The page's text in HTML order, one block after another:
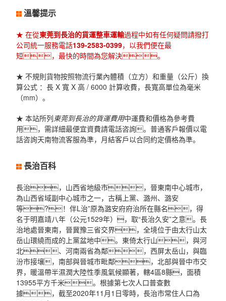
溫馨提示
★ 在從東莞到長治的貨運整車運輸過程中如有任何疑問請撥打
公司統一服務電話139-2583-0399，以我們便在最
短，最快的時間為您解決。
★ 不規則貨物按照物流行業內體積（立方）和重量（公斤）換
算公式 ：長 X 寬 X 高 / 6000 計算收費，長寬高單位為毫米
（mm）。
★ 本站所列東莞到長治的貨運費用中運費和價格為參考費
用，需詳細最便宜資費請電話咨詢。普通客戶報價以電
話咨詢天南物流客服為準，月結客戶以合同約定價格為準。
長治百科
長治，山西省地級市，晉東南中心城市，
為山西省域副中心城市之一，古稱上黨、潞州、潞安
等?！伴L治”原為潞安府府治所在縣名，得
名于明嘉靖八年（公元1529年），取“長治久安”之意。長
治地處晉東南，晉冀豫三省交界，全境位于由太行山太
岳山環繞而成的上黨盆地中。東倚太行山，與河
北、河南兩省為鄰，西屏太岳山，與臨
汾市接壤，南部與晉城市毗鄰，北部與晉中市交
界，暖溫帶半濕潤大陸性季風氣候顯著，轄4區8縣，面積
13955平方千米。根據第七次人口普查數
據，截至2020年11月1日零時，長治市常住人口為